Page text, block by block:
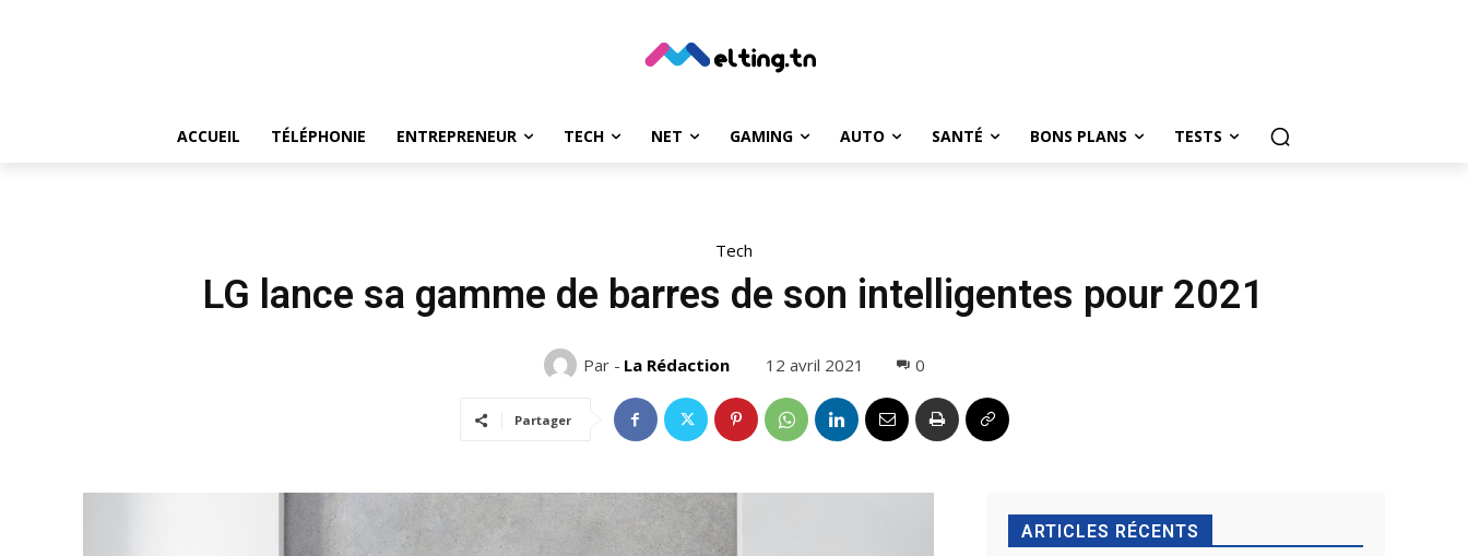
ACCUEIL TÉLÉPHONIE ENTREPRENEUR TECH NET GAMING AUTO SANTÉ BONS PLANS TESTS
Tech
LG lance sa gamme de barres de son intelligentes pour 2021
Par - La Rédaction 12 avril 2021 0
Partager
ARTICLES RÉCENTS